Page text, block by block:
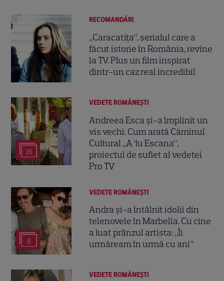
RECOMANDĂRI
„Caracatița”, serialul care a
făcut istorie în România, revine
la TV. Plus un film inspirat
dintr-un caz real incredibil
16
VEDETE ROMÂNEŞTI
Andreea Esca și-a împlinit un
vis vechi. Cum arată Căminul
Cultural „A ‘lu Escana”,
proiectul de suflet al vedetei
Pro TV
8
VEDETE ROMÂNEŞTI
Andra și-a întâlnit idolii din
telenovele în Marbella. Cu cine
a luat prânzul artista: „Îi
urmăream în urmă cu ani”
VEDETE ROMÂNEŞTI